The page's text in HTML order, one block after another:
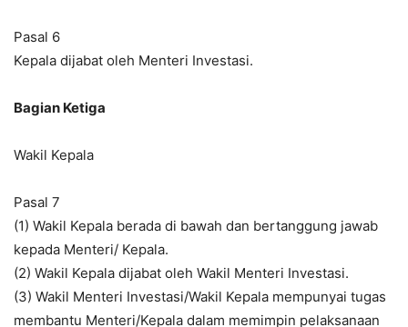
Pasal 6
Kepala dijabat oleh Menteri Investasi.
Bagian Ketiga
Wakil Kepala
Pasal 7
(1) Wakil Kepala berada di bawah dan bertanggung jawab
kepada Menteri/ Kepala.
(2) Wakil Kepala dijabat oleh Wakil Menteri Investasi.
(3) Wakil Menteri Investasi/Wakil Kepala mempunyai tugas
membantu Menteri/Kepala dalam memimpin pelaksanaan